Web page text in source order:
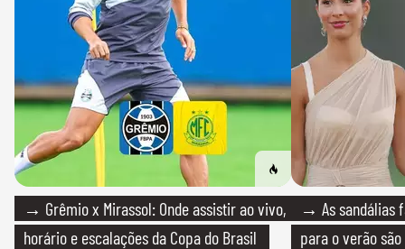
→ Grêmio x Mirassol: Onde assistir ao vivo,
horário e escalações da Copa do Brasil
→ As sandálias
para o verão